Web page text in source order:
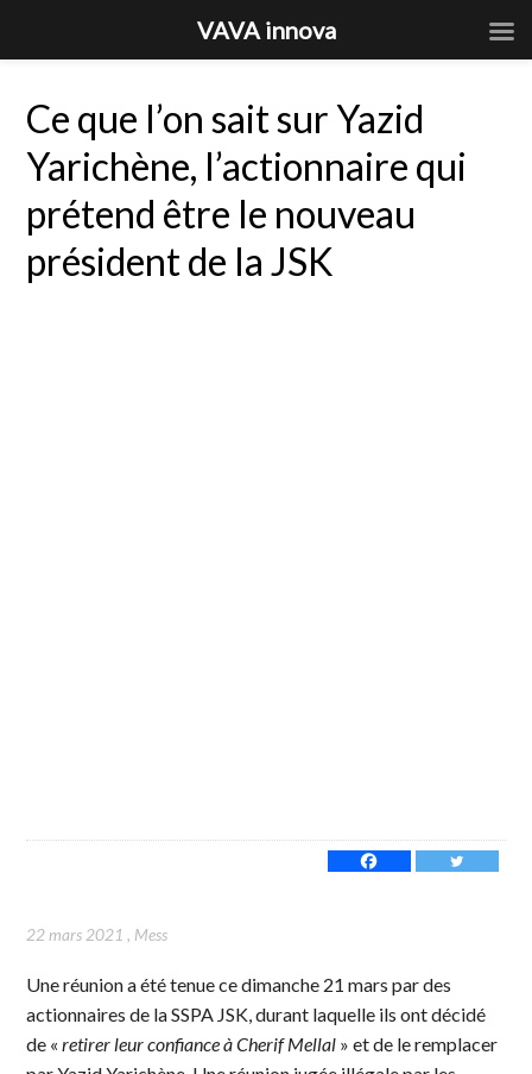
Ce que l’on sait sur Yazid
Yarichène, l’actionnaire qui
prétend être le nouveau
président de la JSK
22 mars 2021 , Mess
Une réunion a été tenue ce dimanche 21 mars par des
actionnaires de la SSPA JSK, durant laquelle ils ont décidé
de «retirer leur confiance à Cherif Mellal » et de le remplacer
VAVA innova